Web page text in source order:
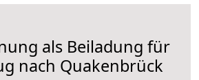
als Beiladung für
nach Quakenbrück